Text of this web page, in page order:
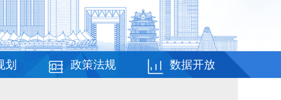
划 政策法规 数据开放